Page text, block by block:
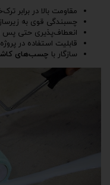
مقاومت بالا در برابر
چسبندگی قوی به
انعطاف‌پذیری حتی
قابلیت استفاده در
سازگار با چسب‌های